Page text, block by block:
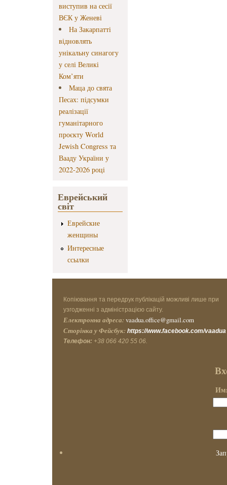
виступив на сесії
ВЄК у Женеві
На Закарпатті
відновлять
унікальну синагогу
у селі Великі
Ком’яти
Маца до свята
Песах: підсумки
реалізації
гуманітарного
проєкту World
Jewish Congress та
Вааду України у
2022-2026 році
Еврейський
світ
Еврейские
женщины
Интересные
ссылки
Копіювання та передрук публікацій можливі лише при
узгодженні з адміністрацією сайту.
Електронна адреса: vaadua.office@gmail.com
Сторінка у Фейсбук: https://www.facebook.com/vaadua
Телефон: +38 066 420 55 06.